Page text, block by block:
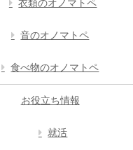
衣類のオノマトペ
音のオノマトペ
食べ物のオノマトペ
お役立ち情報
就活